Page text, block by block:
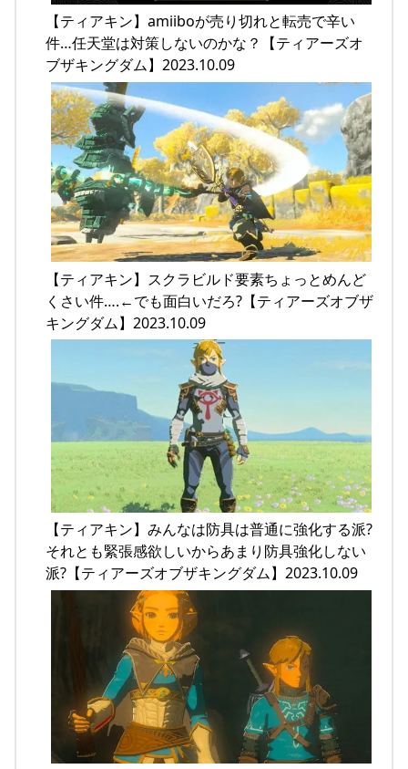
【ティアキン】amiiboが売り切れと転売で辛い
件…任天堂は対策しないのかな？【ティアーズオ
ブザキングダム】2023.10.09
【ティアキン】スクラビルド要素ちょっとめんど
くさい件….←でも面白いだろ?【ティアーズオブザ
キングダム】2023.10.09
【ティアキン】みんなは防具は普通に強化する派?
それとも緊張感欲しいからあまり防具強化しない
派?【ティアーズオブザキングダム】2023.10.09